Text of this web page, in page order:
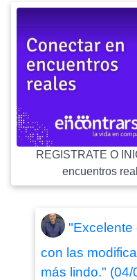
REGISTRATE O
encuentros
"Excelente
con las
más lindo." (04/